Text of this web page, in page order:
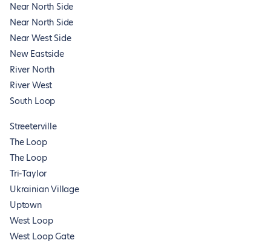
Near North Side
Near North Side
Near West Side
New Eastside
River North
River West
South Loop
Streeterville
The Loop
The Loop
Tri-Taylor
Ukrainian Village
Uptown
West Loop
West Loop Gate